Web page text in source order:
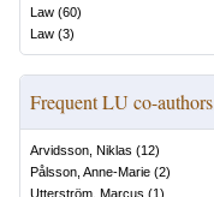
Law (60)
Law (3)
Frequent LU co-authors
Arvidsson, Niklas (12)
Pålsson, Anne-Marie (2)
Utterström, Marcus (1)